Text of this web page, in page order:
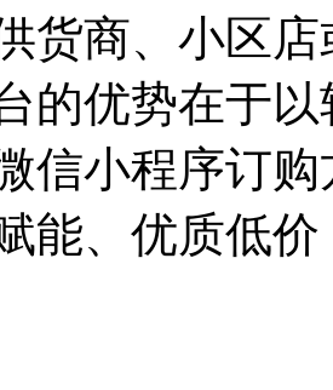
货商、小区
的优势在于
信小程序订
能、优质低价